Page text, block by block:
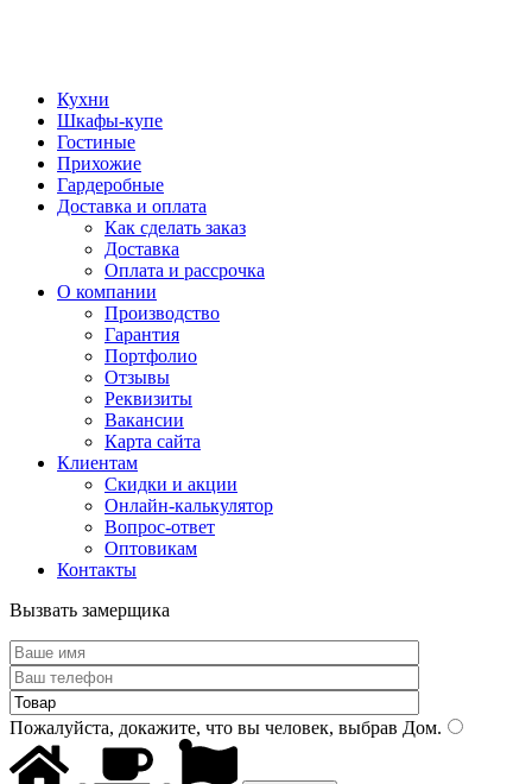
Кухни
Шкафы-купе
Гостиные
Прихожие
Гардеробные
Доставка и оплата
Как сделать заказ
Доставка
Оплата и рассрочка
О компании
Производство
Гарантия
Портфолио
Отзывы
Реквизиты
Вакансии
Карта сайта
Клиентам
Скидки и акции
Онлайн-калькулятор
Вопрос-ответ
Оптовикам
Контакты
Вызвать замерщика
Пожалуйста, докажите, что вы человек, выбрав Дом.